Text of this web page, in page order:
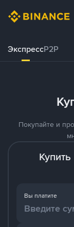
ЭкспрессP2P
Покупайте и
Купить
Вы платите